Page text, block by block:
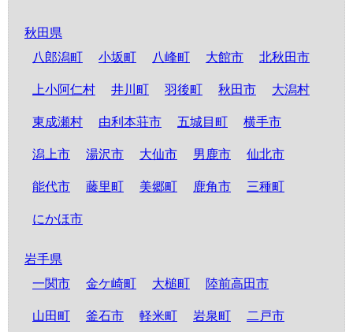
秋田県
八郎潟町
小坂町 八峰町 大館市 北秋田市
上小阿仁村 井川町 羽後町 秋田市 大潟村
東成瀬村 由利本荘市 五城目町 横手市
潟上市 湯沢市 大仙市 男鹿市 仙北市
能代市 藤里町 美郷町 鹿角市 三種町
にかほ市
岩手県
一関市
金ケ崎町 大槌町 陸前高田市
山田町 釜石市 軽米町 岩泉町 二戸市